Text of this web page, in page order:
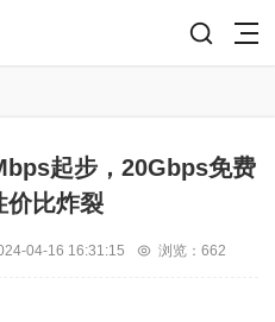
起步，20Gbps免费
价比炸裂
04-16 16:31:15 浏览：662